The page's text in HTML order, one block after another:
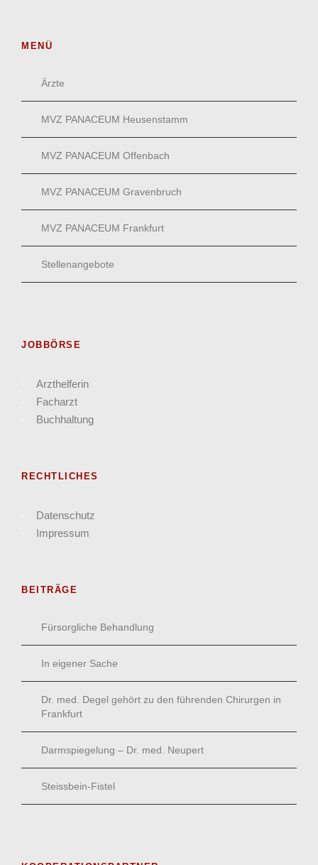
MENÜ
Ärzte
MVZ PANACEUM Heusenstamm
MVZ PANACEUM Offenbach
MVZ PANACEUM Gravenbruch
MVZ PANACEUM Frankfurt
Stellenangebote
JOBBÖRSE
Arzthelferin
Facharzt
Buchhaltung
RECHTLICHES
Datenschutz
Impressum
BEITRÄGE
Fürsorgliche Behandlung
In eigener Sache
Dr. med. Degel gehört zu den führenden Chirurgen in
Frankfurt
Darmspiegelung – Dr. med. Neupert
Steissbein-Fistel